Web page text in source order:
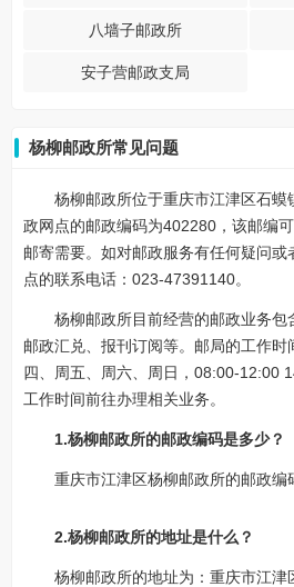
八墙子邮政所
安子营邮政支局
杨柳邮政所常见问题
杨柳邮政所位于重庆市江津区石
政网点的邮政编码为402280，该邮编
邮寄需要。如对邮政服务有任何疑问或
点的联系电话：023-47391140。
杨柳邮政所目前经营的邮政业务包
邮政汇兑、报刊订阅等。邮局的工作时
四、周五、周六、周日，08:00-12:00
工作时间前往办理相关业务。
1.杨柳邮政所的邮政编码是多少？
重庆市江津区杨柳邮政所的邮政编
2.杨柳邮政所的地址是什么？
杨柳邮政所的地址为：重庆市江津